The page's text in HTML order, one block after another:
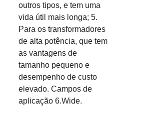
outros tipos, e tem uma
vida útil mais longa; 5.
Para os transformadores
de alta potência, que tem
as vantagens de
tamanho pequeno e
desempenho de custo
elevado. Campos de
aplicação 6.Wide.